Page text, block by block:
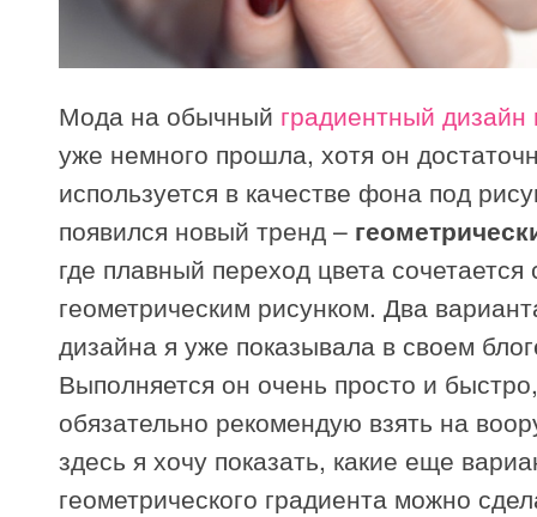
Мода на обычный градиентный дизайн
уже немного прошла, хотя он
используется в качестве фона под
появился новый тренд –
где плавный переход цвета сочетается
геометрическим рисунком. Два
дизайна я уже показывала в своем
Выполняется он очень просто и
обязательно рекомендую взять на
здесь я хочу показать, какие еще
геометрического градиента можно